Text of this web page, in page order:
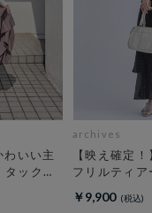
いい主
ックバ
archives
【映え確定
フリルティア
￥9,900